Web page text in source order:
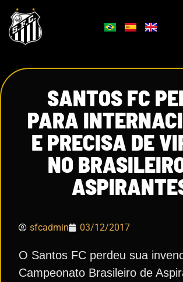
SANTOS FC
PARA
E PRECISA DE
NO
sfcadmin 03/12/2017
O Santos FC perdeu sua
Campeonato Brasileiro de